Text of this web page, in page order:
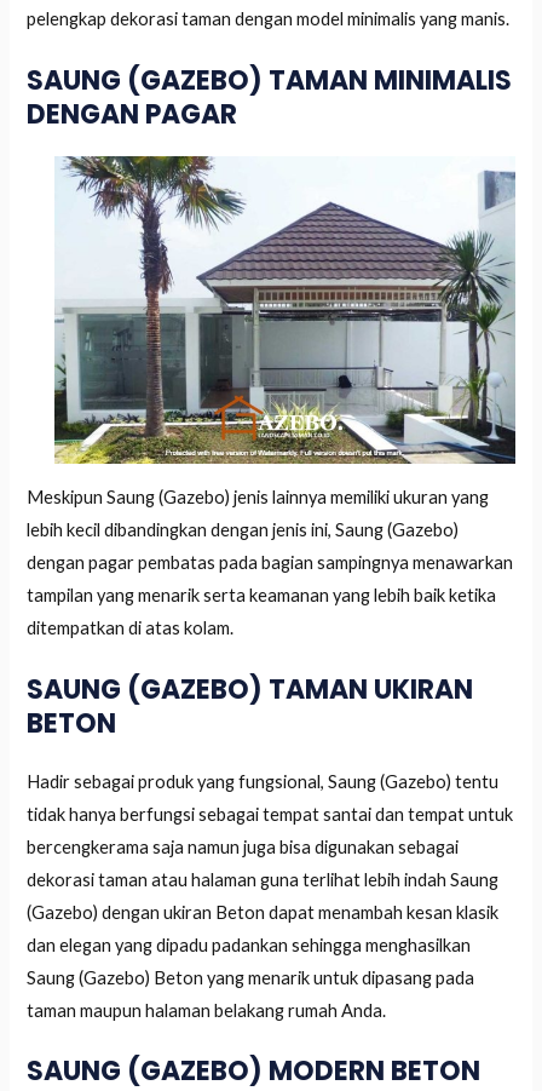
pelengkap dekorasi taman dengan model minimalis yang manis.
SAUNG (GAZEBO) TAMAN MINIMALIS
DENGAN PAGAR
Meskipun Saung (Gazebo) jenis lainnya memiliki ukuran yang
lebih kecil dibandingkan dengan jenis ini, Saung (Gazebo)
dengan pagar pembatas pada bagian sampingnya menawarkan
tampilan yang menarik serta keamanan yang lebih baik ketika
ditempatkan di atas kolam.
SAUNG (GAZEBO) TAMAN UKIRAN
BETON
Hadir sebagai produk yang fungsional, Saung (Gazebo) tentu
tidak hanya berfungsi sebagai tempat santai dan tempat untuk
bercengkerama saja namun juga bisa digunakan sebagai
dekorasi taman atau halaman guna terlihat lebih indah Saung
(Gazebo) dengan ukiran Beton dapat menambah kesan klasik
dan elegan yang dipadu padankan sehingga menghasilkan
Saung (Gazebo) Beton yang menarik untuk dipasang pada
taman maupun halaman belakang rumah Anda.
SAUNG (GAZEBO) MODERN BETON